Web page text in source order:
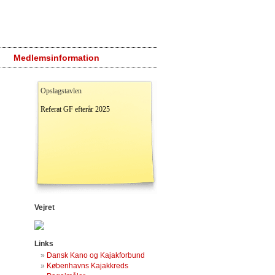
Medlemsinformation
Opslagstavlen
Referat GF efterår 2025
Vejret
Links
Dansk Kano og Kajakforbund
Københavns Kajakkreds